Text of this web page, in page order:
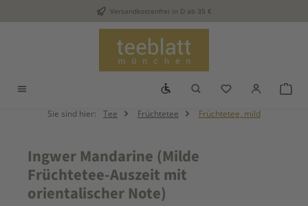
Zum Hauptinhalt springenVersandkostenfrei in D ab 35 €
Werkzeugleiste anzeigen
Du hast 0
Sie sind hier: Tee Früchtetee Früchtetee, mild
Ingwer Mandarine (Milde
Früchtetee-Auszeit mit
orientalischer Note)